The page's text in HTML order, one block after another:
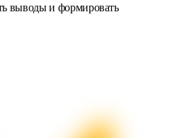
выводы и формировать